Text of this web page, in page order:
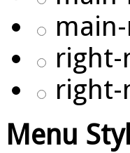
right-
Menu